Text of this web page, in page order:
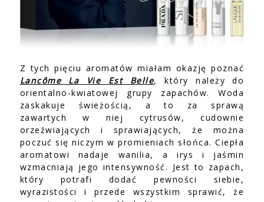
Z tych pięciu aromatów miałam okazję poznać
Lancôme La Vie Est Belle, który należy do
orientalno-kwiatowej grupy zapachów. Woda
zaskakuje świeżością, a to za sprawą
zawartych w niej cytrusów, cudownie
orzeźwiających i sprawiających, że można
poczuć się niczym w promieniach słońca. Ciepła
aromatowi nadaje wanilia, a irys i jaśmin
wzmacniają jego intensywność. Jest to zapach,
który potrafi dodać pewności siebie,
wyrazistości i przede wszystkim sprawić, że